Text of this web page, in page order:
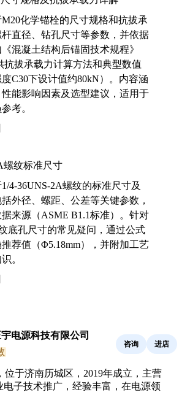
化学锚栓的尺寸规格和抗拔承
直径、钻孔尺寸等参数，并依据
混凝土结构后锚固技术规程》
抗拔承载力计算方法和典型数值
度C30下设计值约80kN）。内容涵
能影响因素及选型建议，适用于
考。
螺纹标准尺寸
4-36UNS-2A螺纹的标准尺寸及
外径、螺距、公差等关键参数，
来源（ASME B1.1标准）。针对
底孔尺寸的常见疑问，通过公式
荐值（Φ5.18mm），并附加工艺
。
电源科技有限公司
咨询 进店
位于济南历城区，2019年成立，主营
电子技术推广，经验丰富，在电源领